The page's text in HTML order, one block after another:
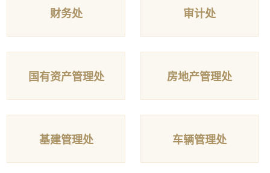
财务处 审计处
国有资产管理处 房地产管理处
基建管理处 车辆管理处